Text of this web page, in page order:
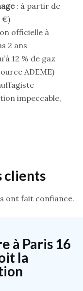
: à partir de
€)
officielle à
2 ans
12 % de gaz
ADEME)
impeccable,
clients
ont fait confiance.
à Paris 16
la